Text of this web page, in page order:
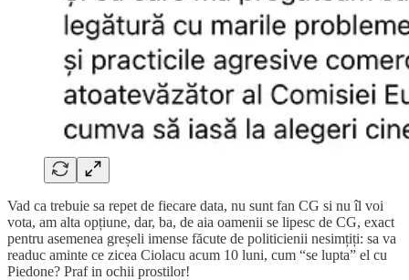
Vad ca trebuie sa repet de fiecare data, nu sunt fan CG si nu îl voi
vota, am alta opțiune, dar, ba, de aia oamenii se lipesc de CG, exact
pentru asemenea greșeli imense făcute de politicienii nesimțiți: sa va
readuc aminte ce zicea Ciolacu acum 10 luni, cum “se lupta” el cu
Piedone? Praf in ochii prostilor!